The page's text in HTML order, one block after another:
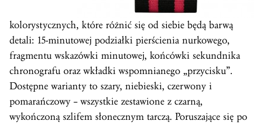
kolorystycznych, które różnić się od siebie będą barwą
detali: 15-minutowej podziałki pierścienia nurkowego,
fragmentu wskazówki minutowej, końcówki sekundnika
chronografu oraz wkładki wspomnianego „przycisku”.
Dostępne warianty to szary, niebieski, czerwony i
pomarańczowy – wszystkie zestawione z czarną,
wykończoną szlifem słonecznym tarczą. Poruszające się po